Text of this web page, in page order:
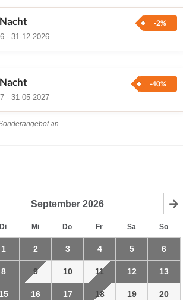
-2%
- 31-12-2026
-40%
- 31-05-2027
an.
September 2026
Di Mi Do Fr Sa So
1 2 3 4 5 6
8 9 10 11 12 13
15 16 17 18 19 20